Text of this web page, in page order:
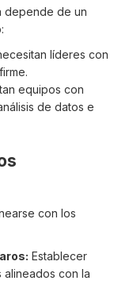
depende de un
líderes con
equipos con
de datos e
con los
Establecer
con la